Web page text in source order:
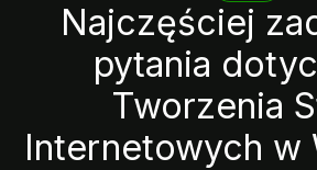
Najczęściej
pytania
Tworzenia
Internetowych w